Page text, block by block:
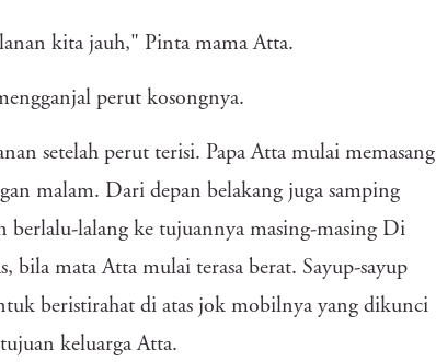
kita jauh," Pinta mama Atta.
perut kosongnya.
setelah perut terisi. Papa Atta mulai memasang
malam. Dari depan belakang juga samping
lalang ke tujuannya masing-masing Di
mata Atta mulai terasa berat. Sayup-sayup
beristirahat di atas jok mobilnya yang dikunci
keluarga Atta.